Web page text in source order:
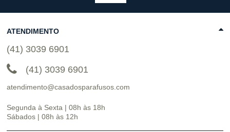
ATENDIMENTO
(41) 3039 6901
(41) 3039 6901
atendimento@casadosparafusos.com
Segunda à Sexta | 08h às 18h
Sábados | 08h às 12h